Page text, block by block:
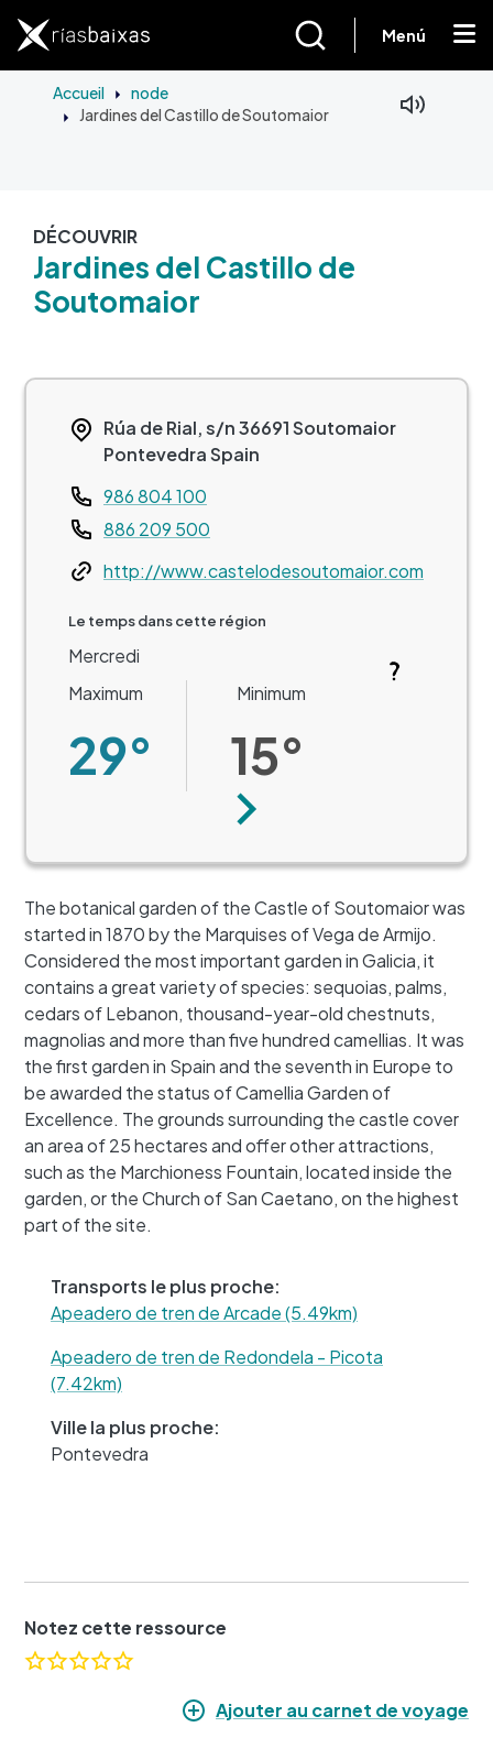
Menú
Accueil node
Jardines del Castillo de Soutomaior
DÉCOUVRIR
Jardines del Castillo de
Soutomaior
Rúa de Rial, s/n36691Soutomaior
PontevedraSpain
Teléfono
986 804 100
886 209 500
Webhttp://www.castelodesoutomaior.com
Le temps dans cette région
Mercredi
Maximum
29°
Minimum
15°
Suivant
The botanical garden of the Castle of Soutomaior was
started in 1870 by the Marquises of Vega de Armijo.
Considered the most important garden in Galicia, it
contains a great variety of species: sequoias, palms,
cedars of Lebanon, thousand-year-old chestnuts,
magnolias and more than five hundred camellias. It was
the first garden in Spain and the seventh in Europe to
be awarded the status of Camellia Garden of
Excellence. The grounds surrounding the castle cover
an area of 25 hectares and offer other attractions,
such as the Marchioness Fountain, located inside the
garden, or the Church of San Caetano, on the highest
part of the site.
+
Transports le plus proche:
Apeadero de tren de Arcade (5.49km)
Apeadero de tren de Redondela - Picota
(7.42km)
Ville la plus proche:
Pontevedra
Notez cette ressource
Ajouter au carnet de voyage